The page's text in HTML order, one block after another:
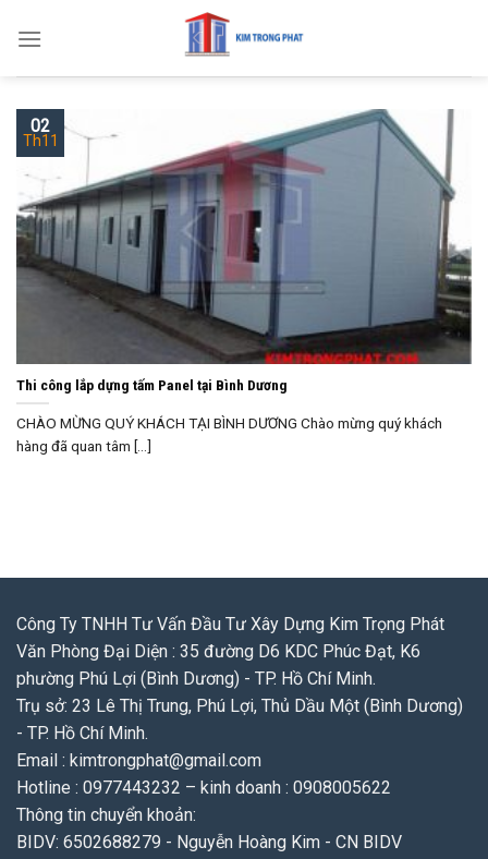
Thi công lắp dựng tấm Panel tại Bình Dương
CHÀO MỪNG QUÝ KHÁCH TẠI BÌNH DƯƠNG Chào mừng quý khách
hàng đã quan tâm [...]
02
Th11
Công Ty TNHH Tư Vấn Đầu Tư Xây Dựng Kim Trọng Phát
Văn Phòng Đại Diện : 35 đường D6 KDC Phúc Đạt, K6
phường Phú Lợi (Bình Dương) - TP. Hồ Chí Minh.
Trụ sở: 23 Lê Thị Trung, Phú Lợi, Thủ Dầu Một (Bình Dương)
- TP. Hồ Chí Minh.
Email : kimtrongphat@gmail.com
Hotline : 0977443232 – kinh doanh : 0908005622
Thông tin chuyển khoản:
BIDV: 6502688279 - Nguyễn Hoàng Kim - CN BIDV